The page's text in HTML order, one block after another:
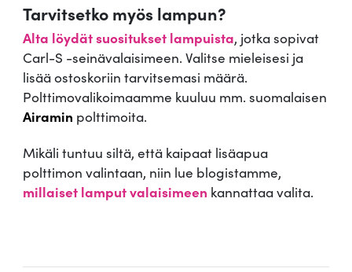
Tarvitsetko myös lampun?
Alta löydät suositukset lampuista, jotka sopivat
Carl-S -seinävalaisimeen. Valitse mieleisesi ja
lisää ostoskoriin tarvitsemasi määrä.
Polttimovalikoimaamme kuuluu mm. suomalaisen
Airamin polttimoita.
Mikäli tuntuu siltä, että kaipaat lisäapua
polttimon valintaan, niin lue blogistamme,
millaiset lamput valaisimeen kannattaa valita.